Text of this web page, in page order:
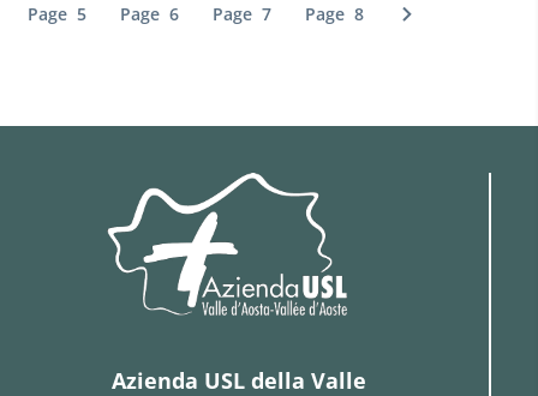
Page 5 Page 6 Page 7 Page 8 Next page
Azienda USL della Valle